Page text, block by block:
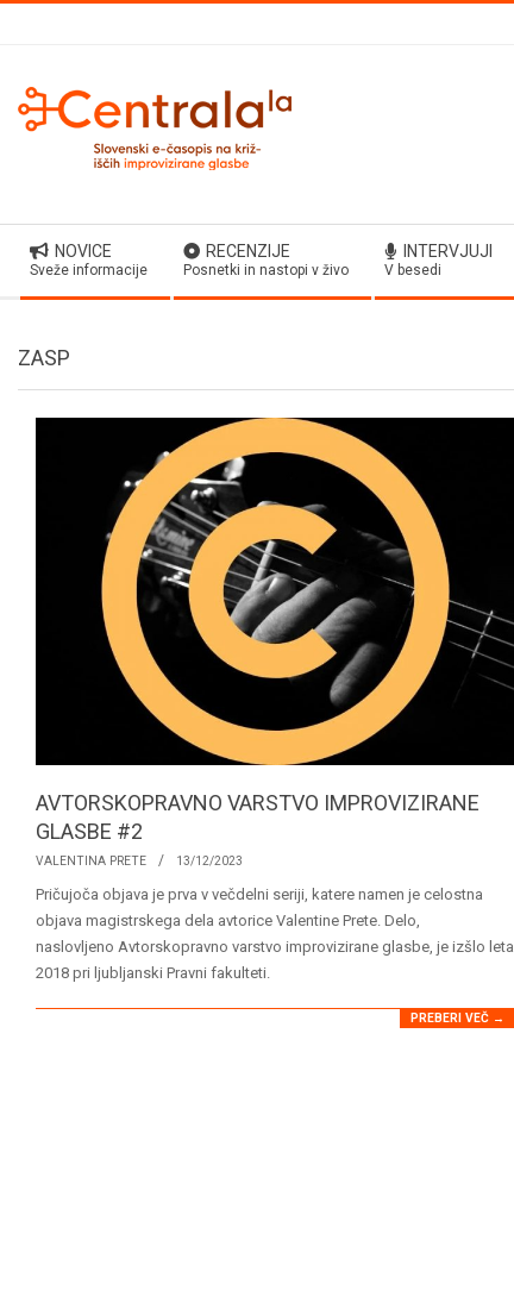
content
Secondary
Navigation
NOVICE
Sveže informacije
RECENZIJE
Posnetki in nastopi v živo
INTERVJUJI
V besedi
ZASP
AVTORSKOPRAVNO VARSTVO IMPROVIZIRANE
GLASBE #2
2023-
12-
13
VALENTINA PRETE 13/12/2023
Pričujoča objava je prva v večdelni seriji, katere namen je celostna
objava magistrskega dela avtorice Valentine Prete. Delo,
naslovljeno Avtorskopravno varstvo improvizirane glasbe, je izšlo leta
2018 pri ljubljanski Pravni fakulteti.
PREBERI VEČ →